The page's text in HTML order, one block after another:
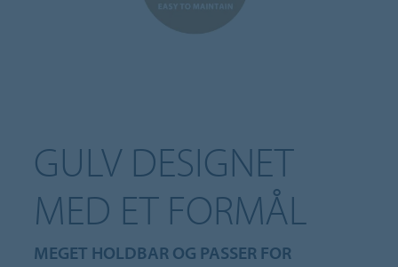
GULV DESIGNET
MED ET FORMÅL
MEGET HOLDBAR OG PASSER FOR